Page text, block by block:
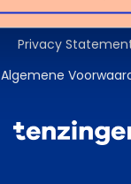
Cookies
Privacy
Algemene
Tenzinger